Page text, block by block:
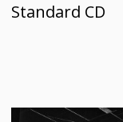
Standard CD